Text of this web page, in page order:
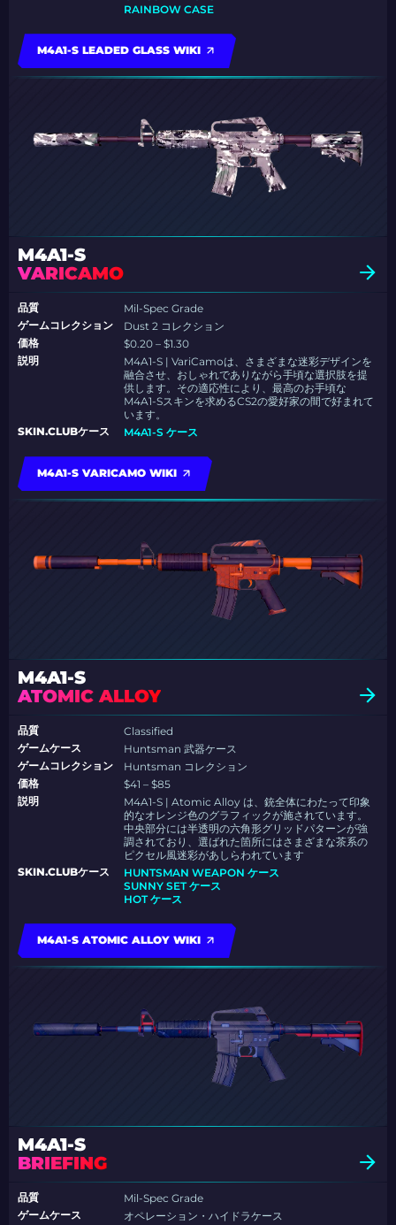
RAINBOW CASE
M4A1-S LEADED GLASS WIKI
M4A1-S
VARICAMO
品質
Mil-Spec Grade
ゲームコレクション
Dust 2 コレクション
価格
$0.20 – $1.30
説明
M4A1-S | VariCamoは、さまざまな迷彩デザインを
融合させ、おしゃれでありながら手頃な選択肢を提
供します。その適応性により、最高のお手頃な
M4A1-Sスキンを求めるCS2の愛好家の間で好まれて
います。
SKIN.CLUBケース
M4A1-S ケース
M4A1-S VARICAMO WIKI
M4A1-S
ATOMIC ALLOY
品質
Classified
ゲームケース
Huntsman 武器ケース
ゲームコレクション
Huntsman コレクション
価格
$41 – $85
説明
M4A1-S | Atomic Alloy は、銃全体にわたって印象
的なオレンジ色のグラフィックが施されています。
中央部分には半透明の六角形グリッドパターンが強
調されており、選ばれた箇所にはさまざまな茶系の
ピクセル風迷彩があしらわれています
SKIN.CLUBケース
HUNTSMAN WEAPON ケース
SUNNY SET ケース
HOT ケース
M4A1-S ATOMIC ALLOY WIKI
M4A1-S
BRIEFING
品質
Mil-Spec Grade
ゲームケース
オペレーション・ハイドラケース